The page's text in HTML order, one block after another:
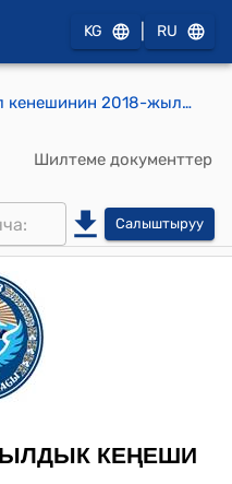
KG RU
Жаргылчак айыл кенешинин 2018-жылдын 13-декабрындагы № 65 "Жаргылчак айыл өкмөтүнүн 2019-жылга бюджетин жана 2020-2021 жылга долбоорун бекитүү жөнүндө" токтому
Шилтеме документтер
Салыштыруу